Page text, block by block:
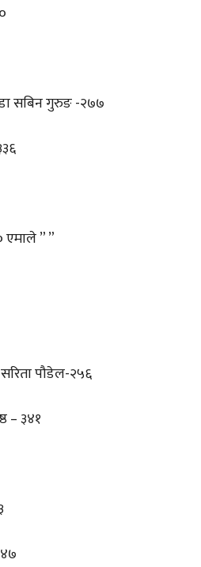
सबिन गुरुङ -२७७
एमाले ” ”
पौडेल-२५६
– ३४१